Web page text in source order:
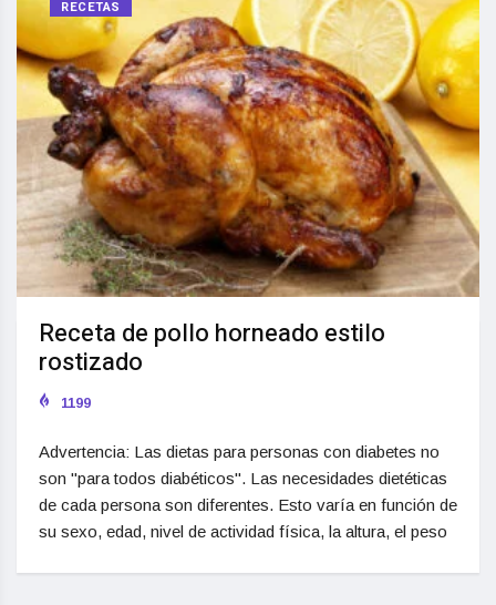
RECETAS
Receta de pollo horneado estilo
rostizado
1199
Advertencia: Las dietas para personas con diabetes no
son "para todos diabéticos". Las necesidades dietéticas
de cada persona son diferentes. Esto varía en función de
su sexo, edad, nivel de actividad física, la altura, el peso